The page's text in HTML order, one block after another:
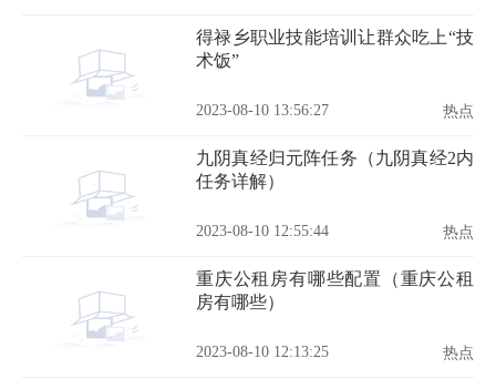
得禄乡职业技能培训让群众吃上“技
术饭”
2023-08-10 13:56:27 热点
九阴真经归元阵任务（九阴真经2内
任务详解）
2023-08-10 12:55:44 热点
重庆公租房有哪些配置（重庆公租
房有哪些）
2023-08-10 12:13:25 热点